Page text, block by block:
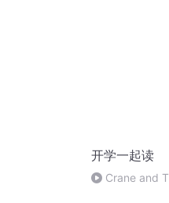
开学一起读
Crane and